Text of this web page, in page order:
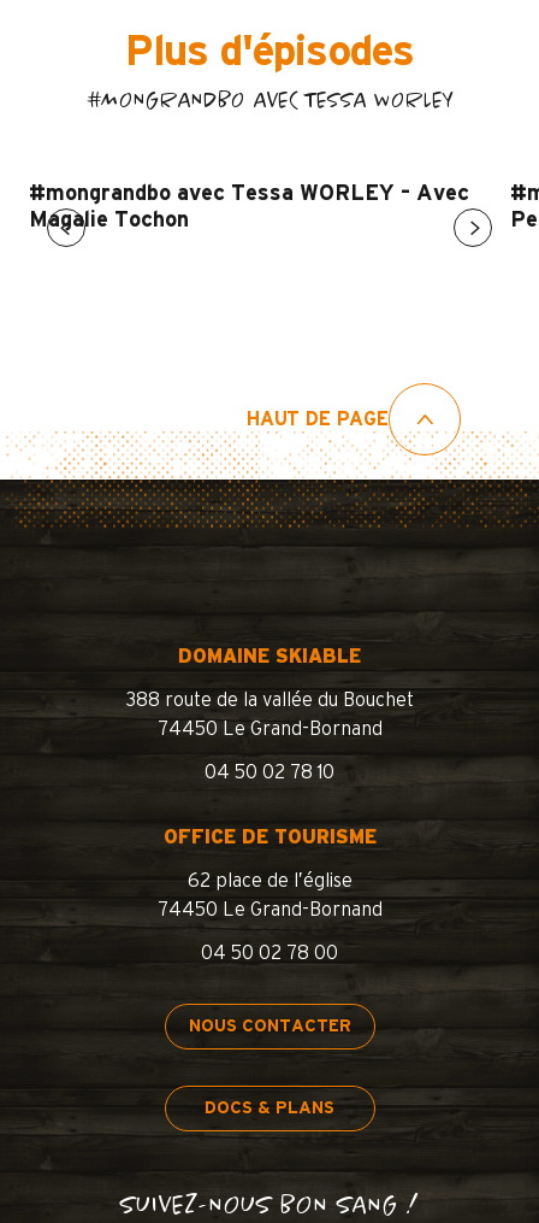
Plus d'épisodes
#MONGRANDBO AVEC TESSA WORLEY
#mongrandbo avec Tessa WORLEY – Avec
Magalie Tochon
HAUT DE PAGE
DOMAINE SKIABLE
388 route de la vallée du Bouchet
74450 Le Grand-Bornand
04 50 02 78 10
OFFICE DE TOURISME
62 place de l’église
74450 Le Grand-Bornand
04 50 02 78 00
NOUS CONTACTER
DOCS & PLANS
SUIVEZ-NOUS BON SANG !